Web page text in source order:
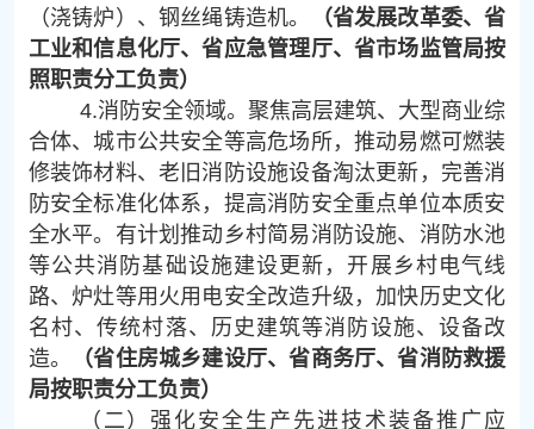
（浇铸炉）、钢丝绳铸造机。
（省发展改革委、省
工业和信息化厅、省应急管理厅、省市场监管局按
照职责分工负责）
4.消防安全领域。聚焦高层建筑、大型商业综
合体、城市公共安全等高危场所，推动易燃可燃装
修装饰材料、老旧消防设施设备淘汰更新，完善消
防安全标准化体系，提高消防安全重点单位本质安
全水平。有计划推动乡村简易消防设施、消防水池
等公共消防基础设施建设更新，开展乡村电气线
路、炉灶等用火用电安全改造升级，加快历史文化
名村、传统村落、历史建筑等消防设施、设备改
造。
（省住房城乡建设厅、省商务厅、省消防救援
局按职责分工负责）
（二）强化安全生产先进技术装备推广应